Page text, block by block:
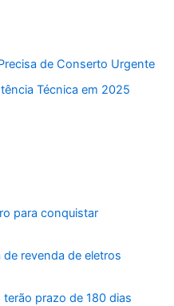
de Conserto Urgente
Técnica em 2025
para conquistar
revenda de eletros
prazo de 180 dias